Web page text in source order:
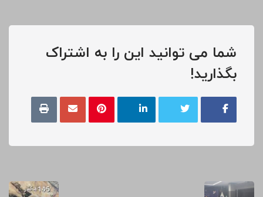
شما می توانید این را به اشتراک
بگذارید!